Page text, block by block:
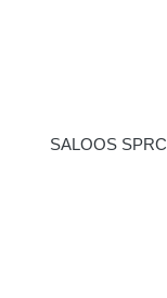
SALOOS